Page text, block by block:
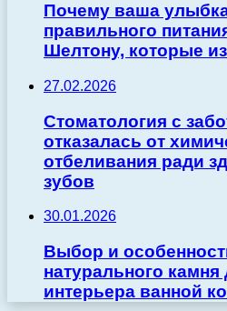
Почему ваша
правильного
Шелтону, которые
27.02.2026
Стоматология с
отказалась от
отбеливания ради
зубов
30.01.2026
Выбор и
натурального
интерьера ванной